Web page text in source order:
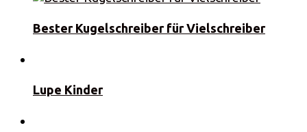
Bester Kugelschreiber für Vielschreiber
Lupe Kinder